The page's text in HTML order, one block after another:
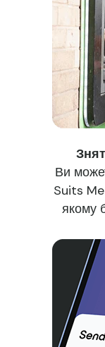
Ви
Suits Me
якому